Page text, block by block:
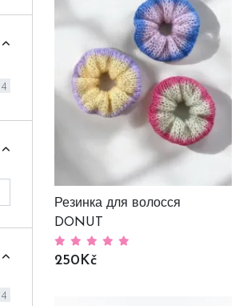
4
4
Резинка для волосся
DONUT
250Kč